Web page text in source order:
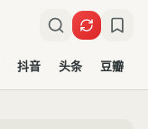
抖音 头条 豆瓣